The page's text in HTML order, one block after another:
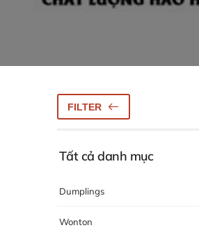
FILTER
Tất cả danh mục
Dumplings
Wonton